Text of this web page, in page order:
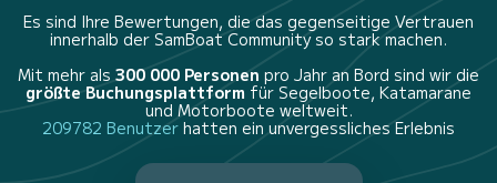
Es sind Ihre Bewertungen, die das gegenseitige Vertrauen
innerhalb der SamBoat Community so stark machen.
Mit mehr als 300 000 Personen pro Jahr an Bord sind wir die
größte Buchungsplattform für Segelboote, Katamarane
und Motorboote weltweit.
209782 Benutzer hatten ein unvergessliches Erlebnis